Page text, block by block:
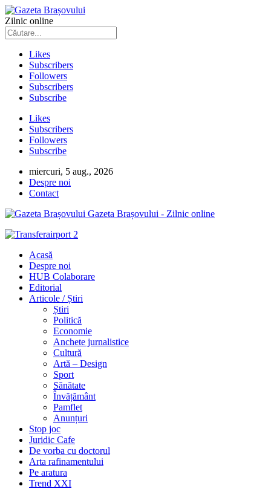
Zilnic online
Likes
Subscribers
Followers
Subscribers
Subscribe
Likes
Subscribers
Followers
Subscribe
miercuri, 5 aug., 2026
Despre noi
Contact
Gazeta Brașovului - Zilnic online
Acasă
Despre noi
HUB Colaborare
Editorial
Articole / Știri
Știri
Politică
Economie
Anchete jurnalistice
Cultură
Artă – Design
Sport
Sănătate
Învățământ
Pamflet
Anunțuri
Stop joc
Juridic Cafe
De vorba cu doctorul
Arta rafinamentului
Pe aratura
Trend XXI